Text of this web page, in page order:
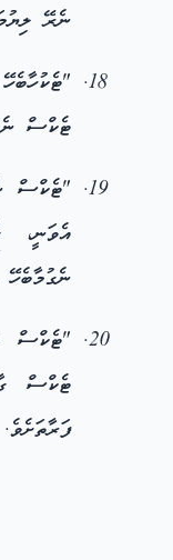
ނެރޭ
ޓެކްސް
"ޓެކްސް
އެވަނީ،
"ޓެކްސް
ޓެކްސް
ފަރާތަށެވެ.